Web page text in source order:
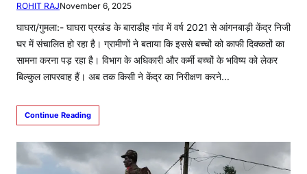
ROHIT RAJNovember 6, 2025
घाघरा/गुमला:- घाघरा प्रखंड के बाराडीह गांव में वर्ष 2021 से आंगनबाड़ी केंद्र निजी
घर में संचालित हो रहा है। ग्रामीणों ने बताया कि इससे बच्चों को काफी दिक्कतों का
सामना करना पड़ रहा है। विभाग के अधिकारी और कर्मी बच्चों के भविष्य को लेकर
बिल्कुल लापरवाह हैं। अब तक किसी ने केंद्र का निरीक्षण करने…
Continue Reading